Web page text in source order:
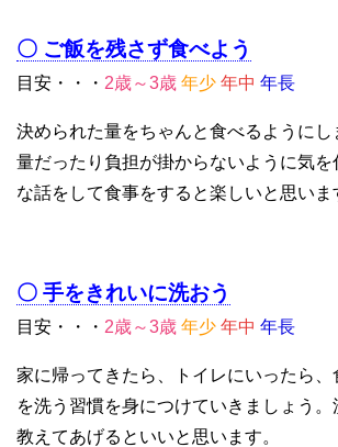
〇 ご飯を残さず食べよう
目安・・・ 2歳～3歳 年少 年中 年長
決められた量をちゃんと食べるようにし
量だったり負担が掛からないように気を
な話をして食事をすると楽しいと思いま
〇 手をきれいに洗おう
目安・・・ 2歳～3歳 年少 年中 年長
家に帰ってきたら、トイレにいったら
を洗う習慣を身につけていきましょう。
教えてあげるといいと思います。